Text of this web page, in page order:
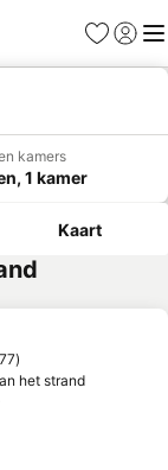
Favorieten
kamers
1 kamer
Kaart
favorieten
het strand